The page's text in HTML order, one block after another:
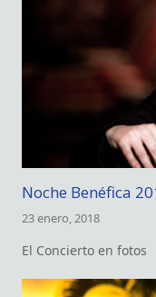
Noche Benéfica
23 enero, 2018
El Concierto en fotos